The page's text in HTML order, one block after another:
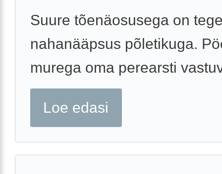
Suure tõenäosusega on
nahanääpsus põletikuga.
murega oma perearsti
Loe edasi